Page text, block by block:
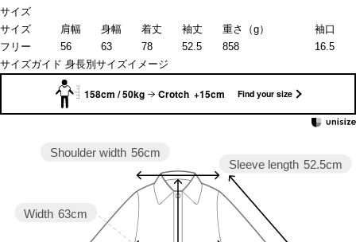
サイズ
サイズ
肩幅 身幅 着丈 袖丈 重さ（g）
袖口
フリー
56 63 78 52.5 858
16.5
サイズガイド 身長別サイズイメージ
158cm / 50kg Crotch +15cm Find your size
Sleeve length 52.5cm
Width 63cm
Shoulder width 56cm